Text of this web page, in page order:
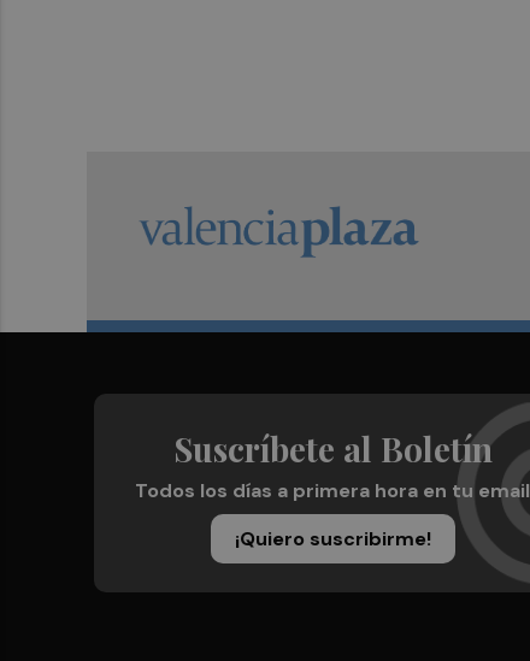
Suscríbete al Boletín
Todos los días a primera hora en tu email
¡Quiero suscribirme!